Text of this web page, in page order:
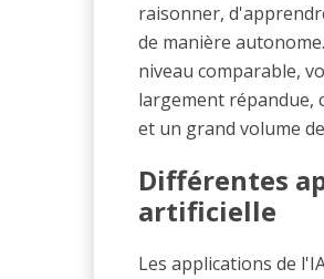
raisonner,
de manière
niveau comparable,
largement répandue,
et un grand volume
Différentes
artificielle
Les applications de